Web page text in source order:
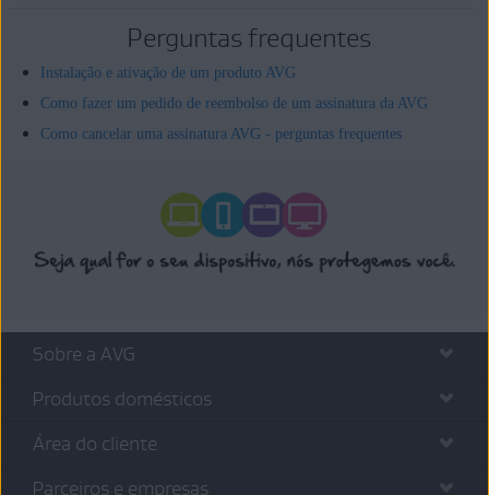
Perguntas frequentes
Instalação e ativação de um produto AVG
Como fazer um pedido de reembolso de um assinatura da AVG
Como cancelar uma assinatura AVG - perguntas frequentes
Sobre a AVG
Produtos domésticos
Área do cliente
Parceiros e empresas